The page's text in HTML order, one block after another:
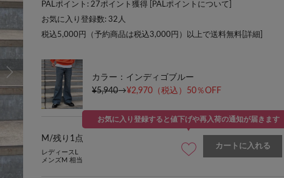
PALポイント: 27ポイント獲得 [ PALポイントについて
お気に入り登録数: 32 人
税込5,000円（予約商品は税込3,000円）以上で送料無料[ 詳細
カラー：インディゴブルー
¥5,940→¥2,970 （税込）50％OFF
M/残り1点
レディースL
メンズM 相当
お気に入り登録すると値下げや再入荷の通知が届きます
カートに入れる